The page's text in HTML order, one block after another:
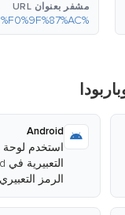
مشفر بعنوان URL
%F0%9F%87%A6%F0%9F%87%AC
Android
استخدم لوحة
الرمز التعبيري